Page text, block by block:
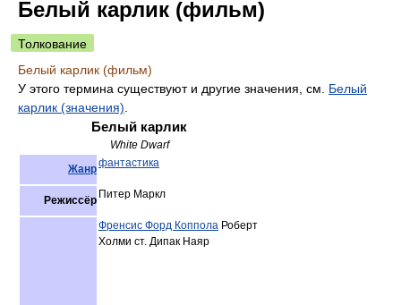
Белый карлик (фильм)
Толкование
Белый карлик (фильм)
У этого термина существуют и другие значения, см. Белый
карлик (значения)
Белый карлик
White Dwarf
Жанрфантастика
Режиссёр Питер Маркл
Френсис Форд Коппола Роберт
Холми ст. Дипак Наяр